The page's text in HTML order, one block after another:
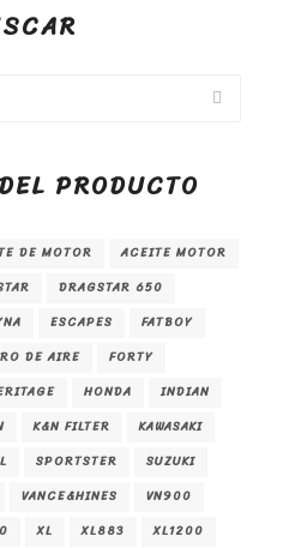
PRODUCTO
DE MOTOR
ACEITE MOTOR
DRAGSTAR 650
ESCAPES
FATBOY
DE AIRE
FORTY
HONDA
INDIAN
K&N FILTER
KAWASAKI
SPORTSTER
SUZUKI
VANCE&HINES
VN900
XL XL883
XL1200